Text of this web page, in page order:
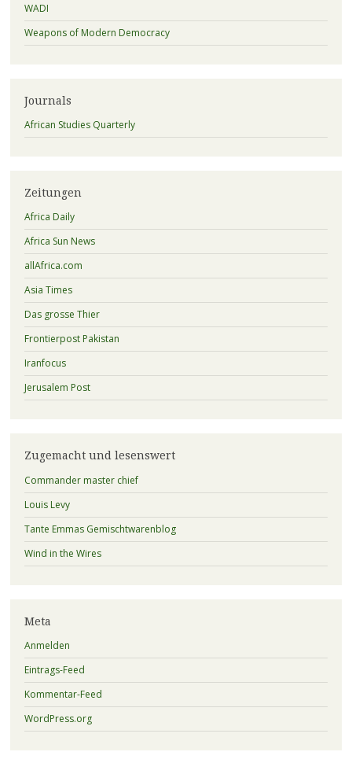
WADI
Weapons of Modern Democracy
Journals
African Studies Quarterly
Zeitungen
Africa Daily
Africa Sun News
allAfrica.com
Asia Times
Das grosse Thier
Frontierpost Pakistan
Iranfocus
Jerusalem Post
Zugemacht und lesenswert
Commander master chief
Louis Levy
Tante Emmas Gemischtwarenblog
Wind in the Wires
Meta
Anmelden
Eintrags-Feed
Kommentar-Feed
WordPress.org